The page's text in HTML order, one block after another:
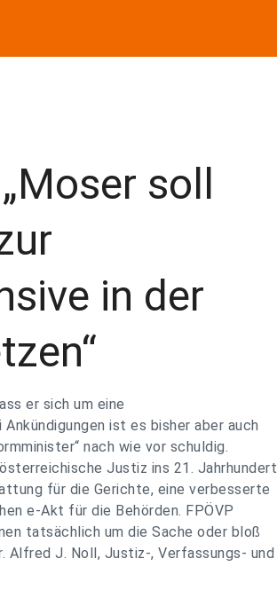
soll
in der
er sich um eine
ist es bisher aber auch
nach wie vor schuldig.
Justiz ins 21. Jahrhundert
für die Gerichte, eine verbesserte
e-Akt für die Behörden. FPÖVP
tatsächlich um die Sache oder bloß
Alfred J. Noll, Justiz-, Verfassungs- und